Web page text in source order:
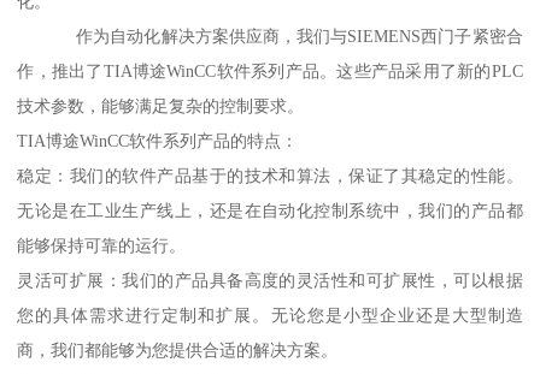
作为自动化解决方案供应商，我们与SIEMENS西门子紧密合
作，推出了TIA博途WinCC软件系列产品。这些产品采用了新的PLC
技术参数，能够满足复杂的控制要求。
TIA博途WinCC软件系列产品的特点：
稳定：我们的软件产品基于的技术和算法，保证了其稳定的性能。
无论是在工业生产线上，还是在自动化控制系统中，我们的产品都
能够保持可靠的运行。
灵活可扩展：我们的产品具备高度的灵活性和可扩展性，可以根据
您的具体需求进行定制和扩展。无论您是小型企业还是大型制造
商，我们都能够为您提供合适的解决方案。